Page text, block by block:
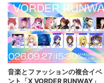
音楽とファッションの複合イベ
ント「X VORDER RUNWAY」